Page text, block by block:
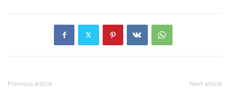
Previous article Next article